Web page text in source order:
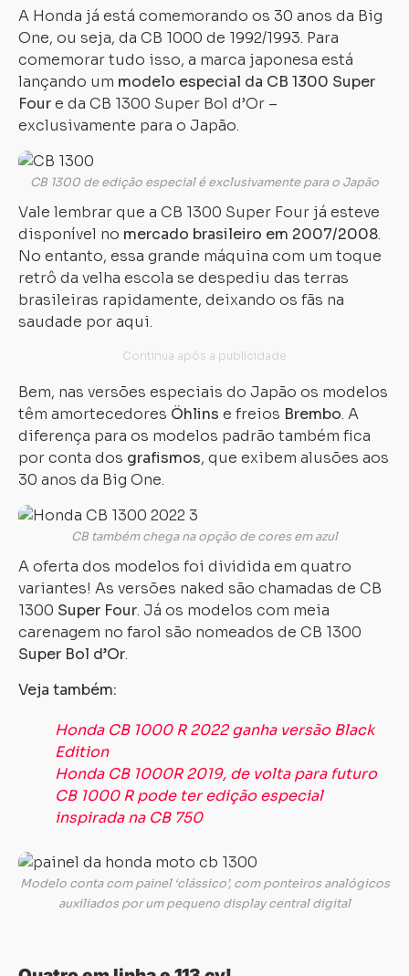
A Honda já está comemorando os 30 anos da Big
One, ou seja, da CB 1000 de 1992/1993. Para
comemorar tudo isso, a marca japonesa está
lançando um modelo especial da CB 1300 Super
Foure da CB 1300 Super Bol d’Or –
exclusivamente para o Japão.
CB 1300 de edição especial é exclusivamente para o Japão
Vale lembrar que a CB 1300 Super Four já esteve
disponível no mercado brasileiro em 2007/2008.
No entanto, essa grande máquina com um toque
retrô da velha escola se despediu das terras
brasileiras rapidamente, deixando os fãs na
saudade por aqui.
Bem, nas versões especiais do Japão os modelos
têm amortecedores Öhlins e freios Brembo. A
diferença para os modelos padrão também fica
por conta dos grafismos, que exibem alusões aos
30 anos da Big One.
CB também chega na opção de cores em azul
A oferta dos modelos foi dividida em quatro
variantes! As versões naked são chamadas de CB
1300 Super Four. Já os modelos com meia
carenagem no farol são nomeados de CB 1300
Super Bol d’Or.
Veja também:
Honda CB 1000 R 2022 ganha versão Black
Edition
Honda CB 1000R 2019, de volta para futuro
CB 1000 R pode ter edição especial
inspirada na CB 750
Modelo conta com painel ‘clássico’, com ponteiros analógicos
auxiliados por um pequeno display central digital